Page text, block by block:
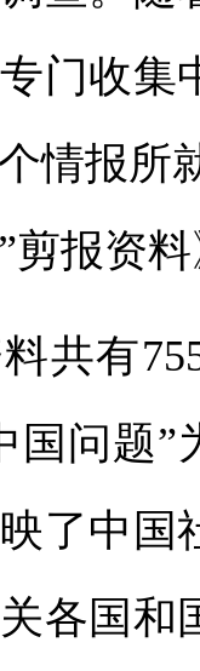
门收集
情报所
剪报资料
有755
国问题”
了中国
各国和